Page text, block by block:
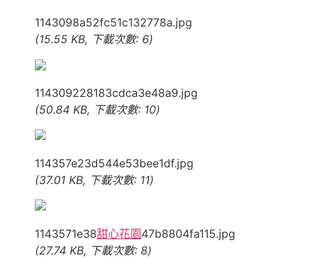
1143098a52fc51c132778a.jpg
(15.55 KB, 下載次數: 6)
114309228183cdca3e48a9.jpg
(50.84 KB, 下載次數: 10)
114357e23d544e53bee1df.jpg
(37.01 KB, 下載次數: 11)
1143571e38甜心花園47b8804fa115.jpg
(27.74 KB, 下載次數: 8)